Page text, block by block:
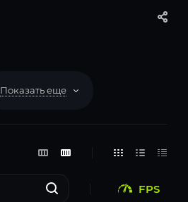
Показать еще
FPS